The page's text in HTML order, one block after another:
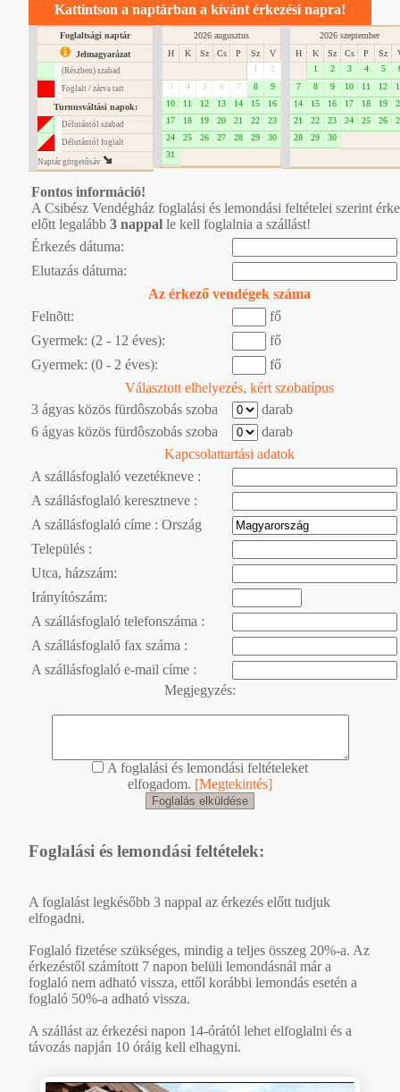
Kattintson a naptárban a kívánt érkezési napra!
Foglaltsági naptár
Jelmagyarázat
(Részben) szabad
Foglalt / zárva tart
Turnusváltási napok:
Délutántól szabad
Délutántól foglalt
Naptár görgetôsáv
2026 augusztus
H
K Sz Cs P Sz
V
1
2
3
4 5 6 7 8
9
10
11 12 13 14 15
16
17
18 19 20 21 22
23
24
25 26 27 28 29
30
31
2026 szeptember
H
K Sz Cs P Sz
1
2 3 4 5
7
8 9 10 11 12
14
15 16 17 18 19
21
22 23 24 25 26
28
29 30
Fontos információ!
A Csibész Vendégház foglalási és lemondási feltételei szerint
előtt legalább 3 nappal le kell foglalnia a szállást!
Érkezés dátuma:
Elutazás dátuma:
Az érkező vendégek száma
Felnõtt:
fő
Gyermek: (2 - 12 éves):
fő
Gyermek: (0 - 2 éves):
fő
Választott elhelyezés, kért szobatípus
3 ágyas közös fürdôszobás szoba
darab
6 ágyas közös fürdôszobás szoba
darab
Kapcsolattartási adatok
A szállásfoglaló vezetékneve :
A szállásfoglaló keresztneve :
A szállásfoglaló címe : Ország
Település :
Utca, házszám:
Irányítószám:
A szállásfoglaló telefonszáma :
A szállásfoglaló fax száma :
A szállásfoglaló e-mail címe :
Megjegyzés:
A foglalási és lemondási feltételeket
elfogadom. [Megtekintés]
Foglalási és lemondási feltételek:
A foglalást legkésőbb 3 nappal az érkezés előtt tudjuk
elfogadni.
Foglaló fizetése szükséges, mindig a teljes összeg 20%-a. Az
érkezéstől számított 7 napon belüli lemondásnál már a
foglaló nem adható vissza, ettől korábbi lemondás esetén a
foglaló 50%-a adható vissza.
A szállást az érkezési napon 14-órától lehet elfoglalni és a
távozás napján 10 óráig kell elhagyni.